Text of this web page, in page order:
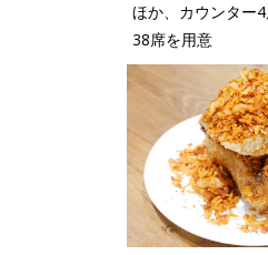
ほか、カウンター
38席を用意